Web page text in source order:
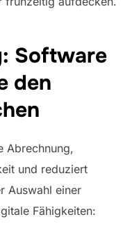
Software
den
Abrechnung,
und reduziert
Auswahl einer
Fähigkeiten: